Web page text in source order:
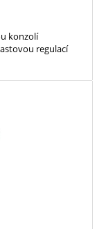
konzolí
regulací